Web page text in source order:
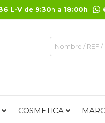
L-V de 9:30h a 18:00h
COSMETICA